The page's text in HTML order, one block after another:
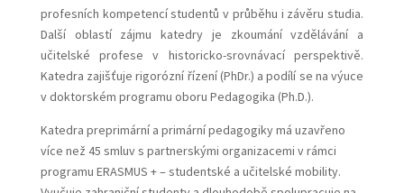
profesních kompetencí studentů v průběhu i závěru studia.
Další oblastí zájmu katedry je zkoumání vzdělávání a
učitelské profese v historicko-srovnávací perspektivě.
Katedra zajišťuje rigorózní řízení (PhDr.) a podílí se na výuce
v doktorském programu oboru Pedagogika (Ph.D.).
Katedra preprimární a primární pedagogiky má uzavřeno
více než 45 smluv s partnerskými organizacemi v rámci
programu ERASMUS + – studentské a učitelské mobility.